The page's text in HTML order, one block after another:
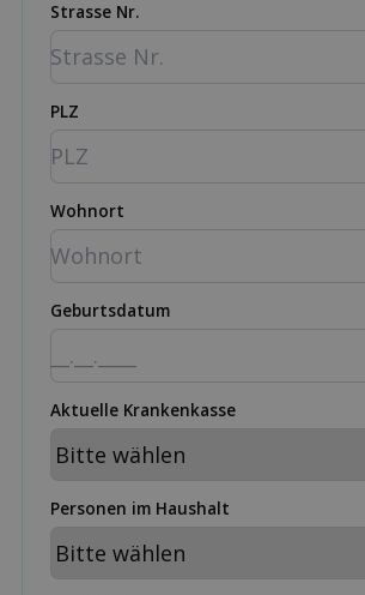
Strasse Nr.
PLZ
Wohnort
Geburtsdatum
Aktuelle Krankenkasse
Personen im Haushalt